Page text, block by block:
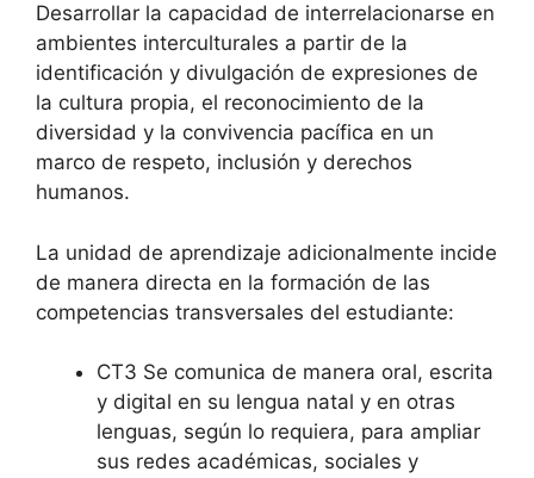
Desarrollar la capacidad de interrelacionarse en
ambientes interculturales a partir de la
identificación y divulgación de expresiones de
la cultura propia, el reconocimiento de la
diversidad y la convivencia pacífica en un
marco de respeto, inclusión y derechos
humanos.
La unidad de aprendizaje adicionalmente incide
de manera directa en la formación de las
competencias transversales del estudiante:
CT3 Se comunica de manera oral, escrita
y digital en su lengua natal y en otras
lenguas, según lo requiera, para ampliar
sus redes académicas, sociales y